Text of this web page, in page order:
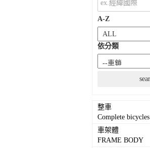
A-Z
依分類
整車
Complete bicycles
車架體
FRAME BODY